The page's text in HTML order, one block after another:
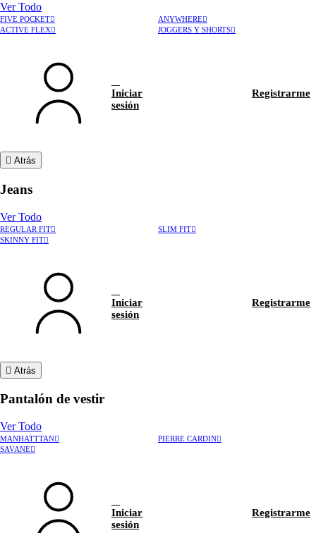
Ver Todo
FIVE POCKET
ANYWHERE
ACTIVE FLEX
JOGGERS Y SHORTS
Iniciar
sesión
Registrarme
Atrás
Jeans
Ver Todo
REGULAR FIT
SLIM FIT
SKINNY FIT
Iniciar
sesión
Registrarme
Atrás
Pantalón de vestir
Ver Todo
MANHATTTAN
PIERRE CARDIN
SAVANE
Iniciar
sesión
Registrarme
Hablar con asesor